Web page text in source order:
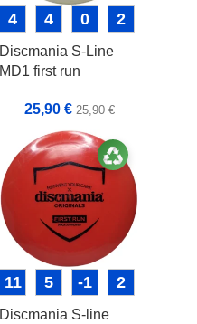
4 4 0 2
Discmania S-Line
MD1 first run
25,90 € 25,90 €
11 5 -1 2
Discmania S-line